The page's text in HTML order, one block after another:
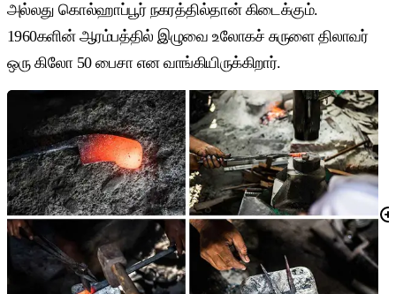
அல்லது கொல்ஹாப்பூர் நகரத்தில்தான் கிடைக்கும்.
1960களின் ஆரம்பத்தில் இழுவை உலோகச் சுருளை திலாவர்
ஒரு கிலோ 50 பைசா என வாங்கியிருக்கிறார்.